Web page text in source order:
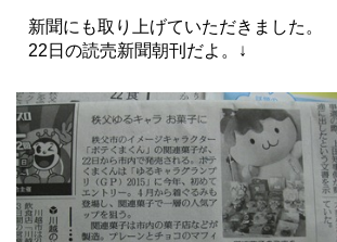
新聞にも取り上げていただきました。
22日の読売新聞朝刊だよ。↓